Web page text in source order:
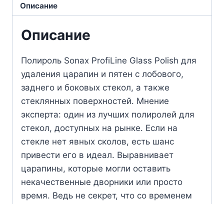
Описание
Описание
Полироль Sonax ProfiLine Glass Polish для
удаления царапин и пятен с лобового,
заднего и боковых стекол, а также
стеклянных поверхностей. Мнение
эксперта: один из лучших полиролей для
стекол, доступных на рынке. Если на
стекле нет явных сколов, есть шанс
привести его в идеал. Выравнивает
царапины, которые могли оставить
некачественные дворники или просто
время. Ведь не секрет, что со временем